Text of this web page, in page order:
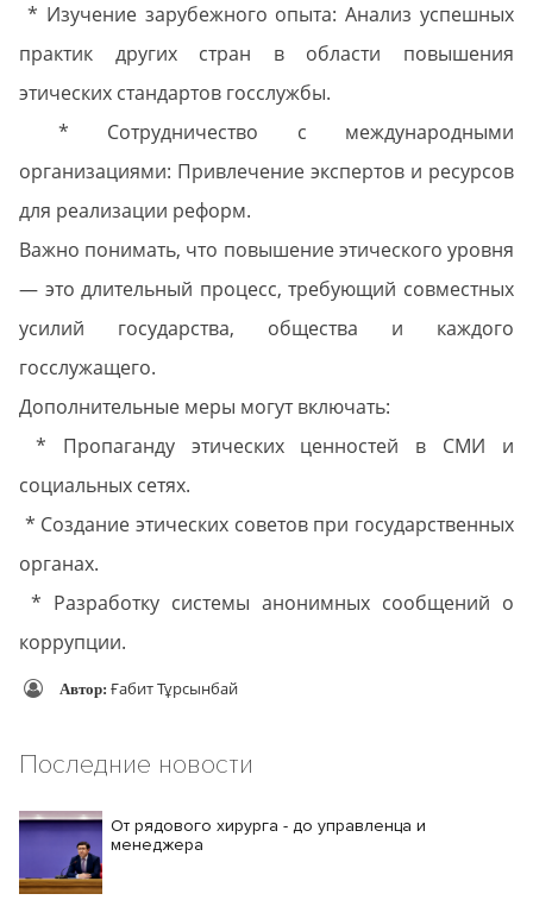
* Изучение зарубежного опыта: Анализ успешных
практик других стран в области повышения
этических стандартов госслужбы.
* Сотрудничество с международными
организациями: Привлечение экспертов и ресурсов
для реализации реформ.
Важно понимать, что повышение этического уровня
— это длительный процесс, требующий совместных
усилий государства, общества и каждого
госслужащего.
Дополнительные меры могут включать:
* Пропаганду этических ценностей в СМИ и
социальных сетях.
* Создание этических советов при государственных
органах.
* Разработку системы анонимных сообщений о
коррупции.
Автор: Ғабит Тұрсынбай
Последние новости
От рядового хирурга - до управленца и
менеджера